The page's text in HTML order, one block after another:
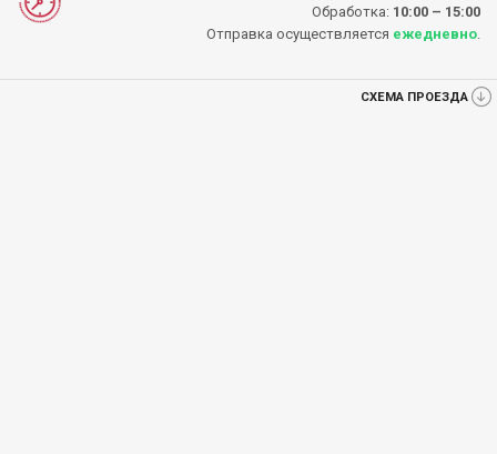
Обработка: 10:00 – 15:00
Отправка осуществляется ежедневно.
СХЕМА ПРОЕЗДА